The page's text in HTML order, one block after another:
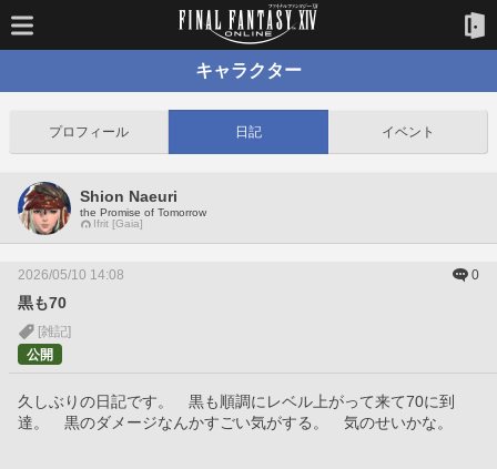
キャラクター
プロフィール 日記 イベント
Shion Naeuri
the Promise of Tomorrow
Ifrit [Gaia]
2026/05/10 14:08 0
黒も70
[雑記]
公開
久しぶりの日記です。　黒も順調にレベル上がって来て70に到
達。　黒のダメージなんかすごい気がする。　気のせいかな。